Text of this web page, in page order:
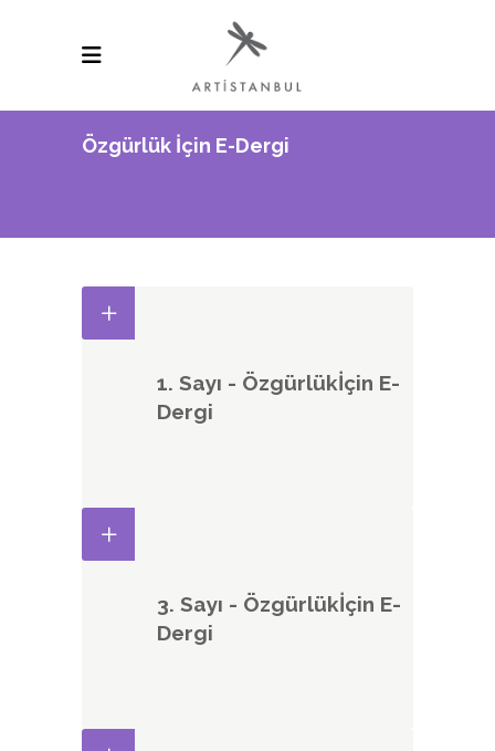
Özgürlük İçin E-Dergi
1. Sayı - Özgürlükİçin E-
Dergi
3. Sayı - Özgürlükİçin E-
Dergi